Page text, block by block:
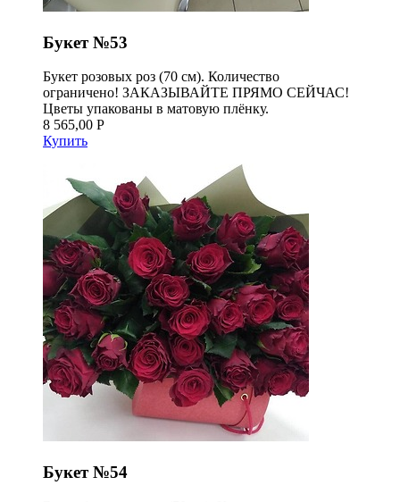
Букет №53
Букет розовых роз (70 см). Количество
ограничено! ЗАКАЗЫВАЙТЕ ПРЯМО СЕЙЧАС!
Цветы упакованы в матовую плёнку.
8 565,00 Р
Купить
Букет №54